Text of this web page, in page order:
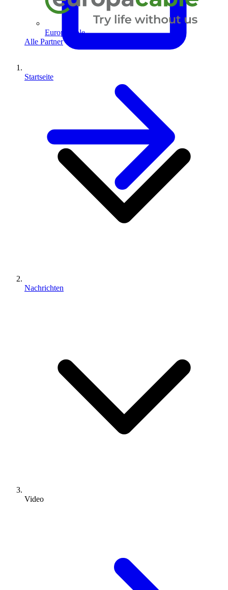
Europacable
Alle Partner
Startseite
Nachrichten
Video